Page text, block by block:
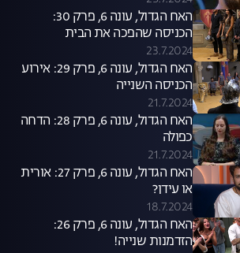
האח הגדול, עונה 6, פרק 30:
הכניסה שהפכה את הבית
23.7.2024
האח הגדול, עונה 6, פרק 29: אירוע
הכניסה השנייה
21.7.2024
האח הגדול, עונה 6, פרק 28: הדחה
כפולה
21.7.2024
האח הגדול, עונה 6, פרק 27: אורית
או עידן?
18.7.2024
האח הגדול, עונה 6, פרק 26:
הזדמנות שנייה!